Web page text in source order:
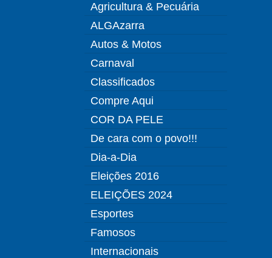
Agricultura & Pecuária
ALGAzarra
Autos & Motos
Carnaval
Classificados
Compre Aqui
COR DA PELE
De cara com o povo!!!
Dia-a-Dia
Eleições 2016
ELEIÇÕES 2024
Esportes
Famosos
Internacionais